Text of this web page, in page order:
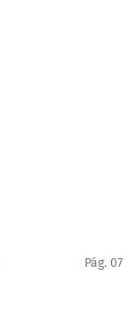
Pág. 07